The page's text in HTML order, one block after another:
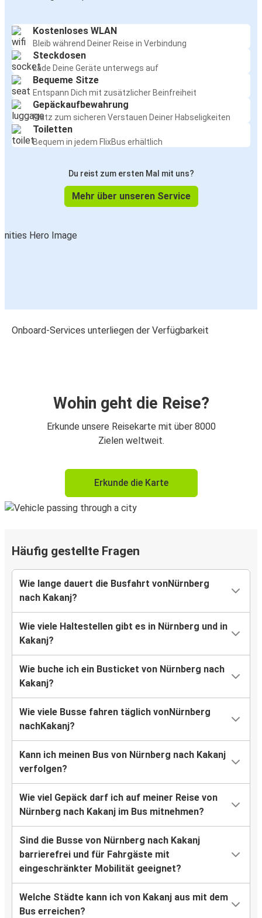
Kostenloses WLAN
Bleib während Deiner Reise in Verbindung
Steckdosen
Lade Deine Geräte unterwegs auf
Bequeme Sitze
Entspann Dich mit zusätzlicher Beinfreiheit
Gepäckaufbewahrung
Platz zum sicheren Verstauen Deiner Habseligkeiten
Toiletten
Bequem in jedem FlixBus erhältlich
Du reist zum ersten Mal mit uns?
Mehr über unseren Service
Onboard-Services unterliegen der Verfügbarkeit
Wohin geht die Reise?
Erkunde unsere Reisekarte mit über 8000
Zielen weltweit.
Erkunde die Karte
Häufig gestellte Fragen
Wie lange dauert die Busfahrt vonNürnberg
nach Kakanj?
Wie viele Haltestellen gibt es in Nürnberg und in
Kakanj?
Wie buche ich ein Busticket von Nürnberg nach
Kakanj?
Wie viele Busse fahren täglich vonNürnberg
nachKakanj?
Kann ich meinen Bus von Nürnberg nach Kakanj
verfolgen?
Wie viel Gepäck darf ich auf meiner Reise von
Nürnberg nach Kakanj im Bus mitnehmen?
Sind die Busse von Nürnberg nach Kakanj
barrierefrei und für Fahrgäste mit
eingeschränkter Mobilität geeignet?
Welche Städte kann ich von Kakanj aus mit dem
Bus erreichen?